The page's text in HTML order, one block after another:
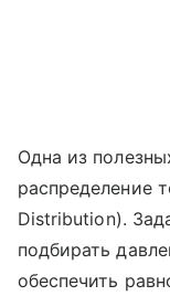
Одна из
распределение
Distribution).
подбирать
обеспечить